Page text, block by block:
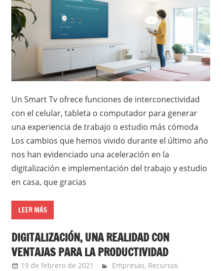
Un Smart Tv ofrece funciones de interconectividad
con el celular, tableta o computador para generar
una experiencia de trabajo o estudio más cómoda
Los cambios que hemos vivido durante el último año
nos han evidenciado una aceleración en la
digitalización e implementación del trabajo y estudio
en casa, que gracias
LEER MÁS
DIGITALIZACIÓN, UNA REALIDAD CON
VENTAJAS PARA LA PRODUCTIVIDAD
19 de febrero de 2021 Ernesto Herrera
Empresas, Recursos